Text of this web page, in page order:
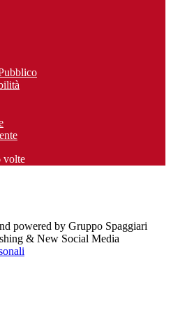
volte
powered by Gruppo Spaggiari
& New Social Media